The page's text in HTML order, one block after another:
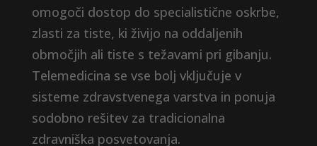
omogoči dostop do specialistične oskrbe,
zlasti za tiste, ki živijo na oddaljenih
območjih ali tiste s težavami pri gibanju.
Telemedicina se vse bolj vključuje v
sisteme zdravstvenega varstva in ponuja
sodobno rešitev za tradicionalna
zdravniška posvetovanja.